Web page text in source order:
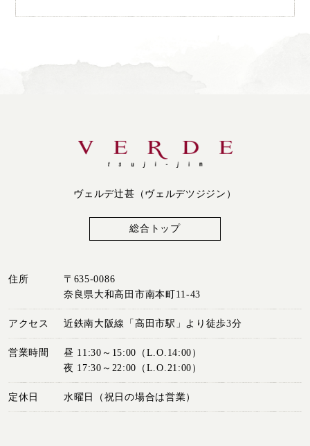
ヴェルデ辻󠄀甚（ヴェルデツジジン）
総合トップ
住所
〒635-0086
奈良県大和高田市南本町11-43
アクセス 近鉄南大阪線「高田市駅」より徒歩3分
営業時間
昼 11:30～15:00（L.O.14:00）
夜 17:30～22:00（L.O.21:00）
定休日 水曜日（祝日の場合は営業）